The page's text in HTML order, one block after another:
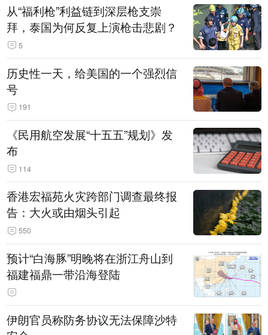
从“福利枪”利益链到深层枪支崇
拜，泰国为何反复上演枪击悲剧？
5
历史性一天，给美国的一个强烈信
号
191
《民用航空发展“十五五”规划》发
布
114
香港宏福苑火灾跨部门调查最终报
告：大火或由烟头引起
550
预计“白海豚”明晚将在浙江舟山到
福建福鼎一带沿海登陆
伊朗官员称防务协议无法保障沙特